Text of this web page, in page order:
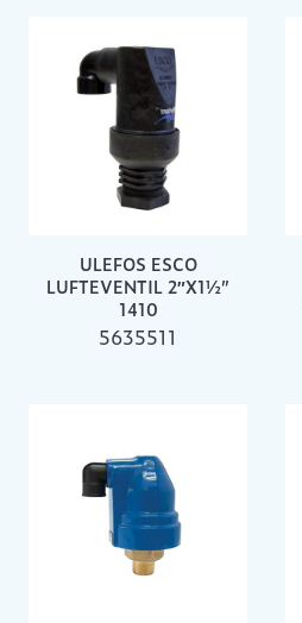
ULEFOS ESCO
LUFTEVENTIL 2″X1½”
1410
5635511